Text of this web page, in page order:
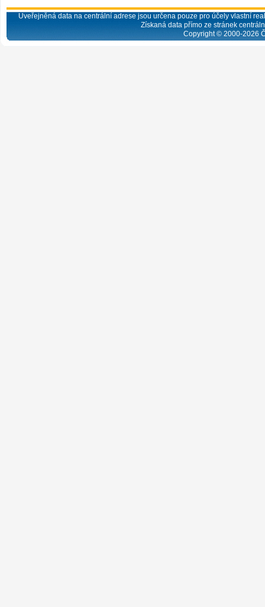
Uveřejněná data na centrální adrese jsou určena pouze pro účely vlastní
Získaná data přímo ze stránek
Copyright © 2000-2026